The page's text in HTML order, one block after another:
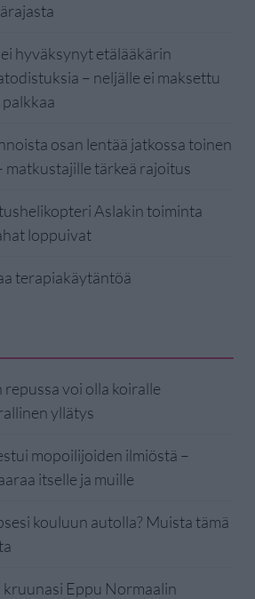
hyväksynyt etälääkärin
– neljälle ei maksettu
osan lentää jatkossa toinen
matkustajille tärkeä rajoitus
Aslakin toiminta
loppuivat
terapiakäytäntöä
repussa voi olla koiralle
yllätys
mopoilijoiden ilmiöstä –
itselle ja muille
kouluun autolla? Muista tämä
kruunasi Eppu Normaalin